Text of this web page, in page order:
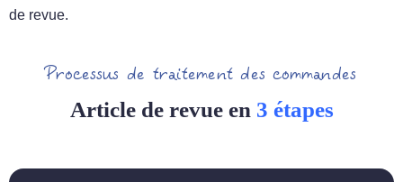
de revue.
Processus de traitement des commandes
Article de revue en 3 étapes